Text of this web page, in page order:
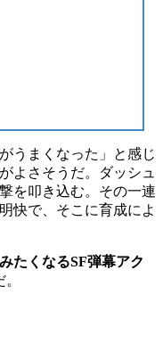
うまくなった」と感じ
よさそうだ。ダッシュ
を叩き込む。その一連
快で、そこに育成によ
たくなるSF弾幕アク